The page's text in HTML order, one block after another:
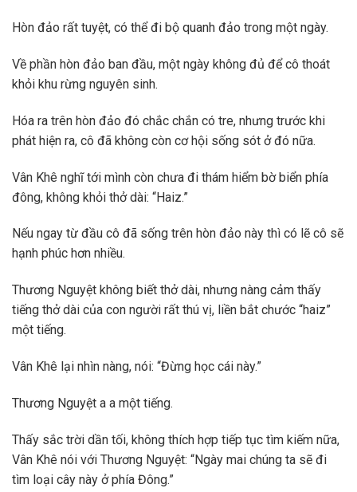
Hòn đảo rất tuyệt, có thể đi bộ quanh đảo trong một ngày.
Về phần hòn đảo ban đầu, một ngày không đủ để cô thoát
khỏi khu rừng nguyên sinh.
Hóa ra trên hòn đảo đó chắc chắn có tre, nhưng trước khi
phát hiện ra, cô đã không còn cơ hội sống sót ở đó nữa.
Vân Khê nghĩ tới mình còn chưa đi thám hiểm bờ biển phía
đông, không khỏi thở dài: “Haiz.”
Nếu ngay từ đầu cô đã sống trên hòn đảo này thì có lẽ cô sẽ
hạnh phúc hơn nhiều.
Thương Nguyệt không biết thở dài, nhưng nàng cảm thấy
tiếng thở dài của con người rất thú vị, liền bắt chước “haiz”
một tiếng.
Vân Khê lại nhìn nàng, nói: “Đừng học cái này.”
Thương Nguyệt a a một tiếng.
Thấy sắc trời dần tối, không thích hợp tiếp tục tìm kiếm nữa,
Vân Khê nói với Thương Nguyệt: “Ngày mai chúng ta sẽ đi
tìm loại cây này ở phía Đông.”